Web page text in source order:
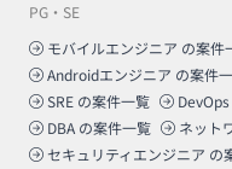
PG・SE
モバイルエンジニア の案件
Androidエンジニア の案件
SRE の案件一覧
DBA の案件一覧 ネット
セキュリティエンジニア の